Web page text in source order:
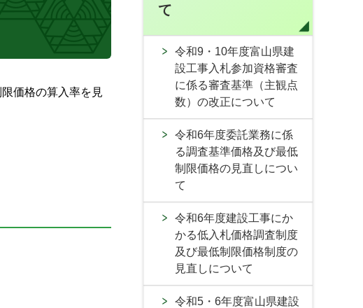
価格の算入率を見
て
令和9・10年度富山県建
設工事入札参加資格審査
に係る審査基準（主観点
数）の改正について
令和6年度委託業務に係
る調査基準価格及び最低
制限価格の見直しについ
て
令和6年度建設工事にか
かる低入札価格調査制度
及び最低制限価格制度の
見直しについて
令和5・6年度富山県建設